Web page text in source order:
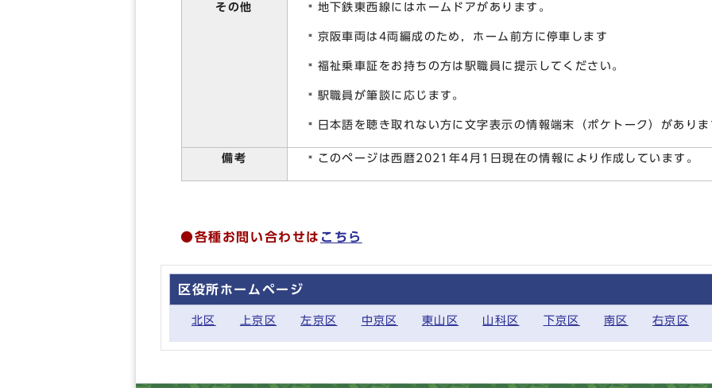
その他 地下鉄東西線にはホームドアがあります。
京阪車両は4両編成のため，ホーム前方に停車します
福祉乗車証をお持ちの方は駅職員に提示してください。
駅職員が筆談に応じます。
日本語を聴き取れない方に文字表示の情報端末（ポケトーク）があり
備考 このページは西暦2021年4月1日現在の情報により作成しています。
●各種お問い合わせは こちら
区役所ホームページ
北区 上京区 左京区 中京区 東山区 山科区 下京区 南区 右京区